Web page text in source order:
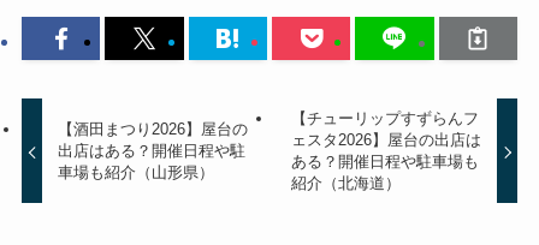
【酒田まつり2026】屋台の
出店はある？開催日程や駐
車場も紹介（山形県）
【チューリップすずらんフ
ェスタ2026】屋台の出店は
ある？開催日程や駐車場も
紹介（北海道）